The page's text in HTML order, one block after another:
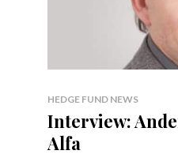
HEDGE FUND NEWS
Interview:
Alfa